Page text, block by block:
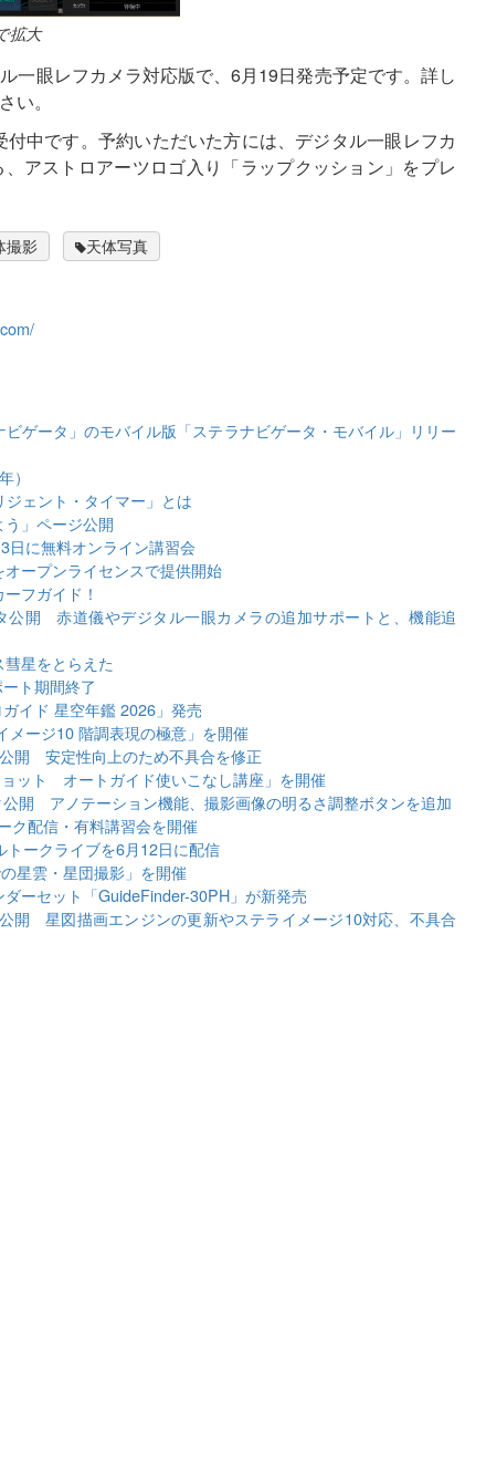
拡大
一眼レフカメラ対応版で、6月19日発売予定です。詳し
い。
付中です。予約いただいた方には、デジタル一眼レフカ
アストロアーツロゴ入り「ラップクッション」をプレ
撮影 天体写真
ゲータ」のモバイル版「ステラナビゲータ・モバイル」リリー
）
ェント・タイマー」とは
う」ページ公開
に無料オンライン講習会
ープンライセンスで提供開始
フガイド！
公開 赤道儀やデジタル一眼カメラの追加サポートと、機能追
彗星をとらえた
ト期間終了
イド 星空年鑑 2026」発売
メージ10 階調表現の極意」を開催
開 安定性向上のため不具合を修正
ット オートガイド使いこなし講座」を開催
公開 アノテーション機能、撮影画像の明るさ調整ボタンを追加
ク配信・有料講習会を開催
トークライブを6月12日に配信
星雲・星団撮影」を開催
ーセット「GuideFinder-30PH」が新発売
開 星図描画エンジンの更新やステライメージ10対応、不具合